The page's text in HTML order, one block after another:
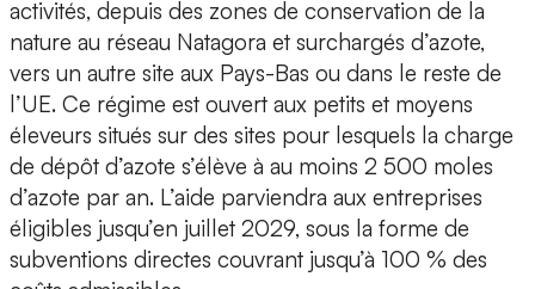
activités, depuis des zones de conservation de la
nature au réseau Natagora et surchargés d’azote,
vers un autre site aux Pays-Bas ou dans le reste de
l’UE. Ce régime est ouvert aux petits et moyens
éleveurs situés sur des sites pour lesquels la charge
de dépôt d’azote s’élève à au moins 2 500 moles
d’azote par an. L’aide parviendra aux entreprises
éligibles jusqu’en juillet 2029, sous la forme de
subventions directes couvrant jusqu’à 100 % des